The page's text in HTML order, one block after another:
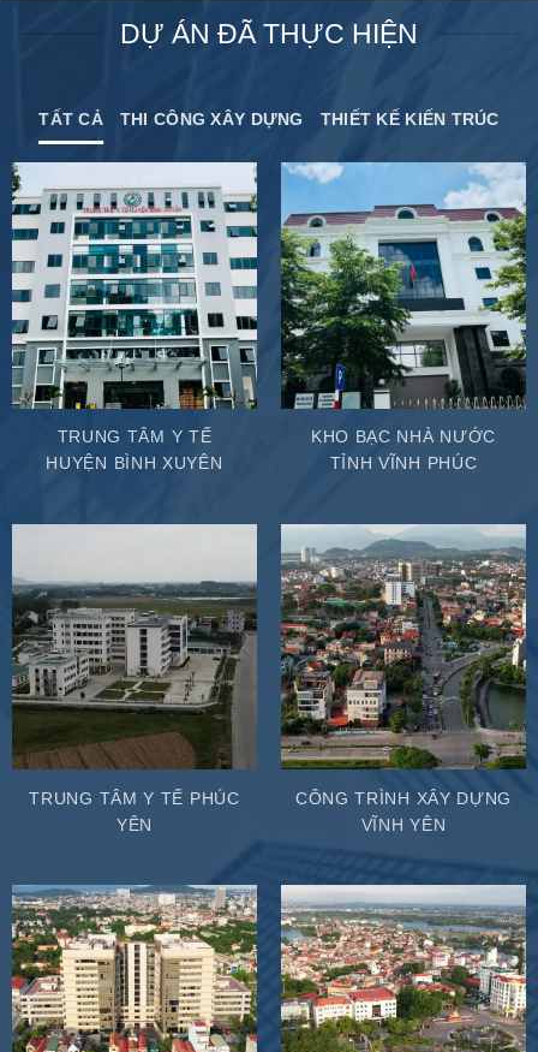
DỰ ÁN ĐÃ THỰC HIỆN
TẤT CẢ THI CÔNG XÂY DỰNG THIẾT KẾ KIẾN TRÚC
TRUNG TÂM Y TẾ
HUYỆN BÌNH XUYÊN
KHO BẠC NHÀ NƯỚC
TỈNH VĨNH PHÚC
TRUNG TÂM Y TẾ PHÚC
YÊN
CÔNG TRÌNH XÂY DỰNG
VĨNH YÊN